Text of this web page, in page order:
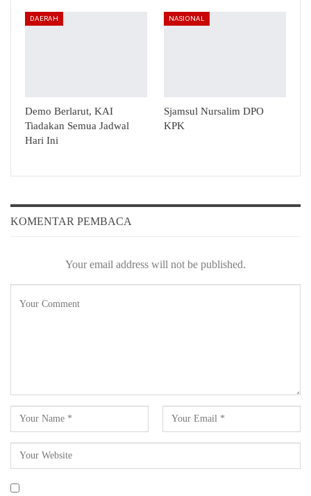
DAERAH
Demo Berlarut, KAI
Tiadakan Semua Jadwal
Hari Ini
NASIONAL
Sjamsul Nursalim DPO
KPK
KOMENTAR PEMBACA
Your email address will not be published.